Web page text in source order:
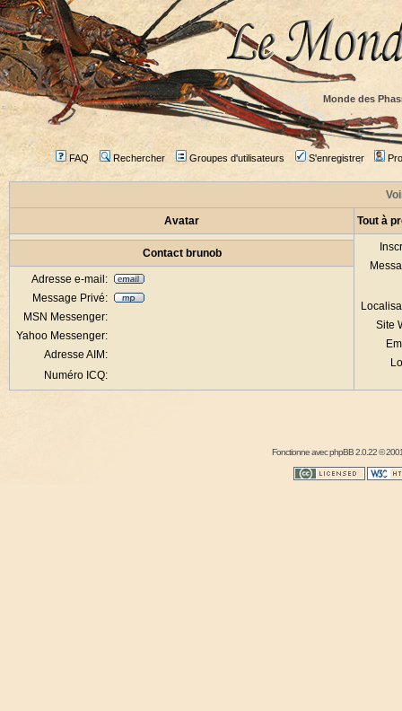
Monde des
FAQ Rechercher Groupes d'utilisateurs S'enregistrer
Avatar Tout à
Site
Contact brunob
Adresse e-mail:
Message Privé:
MSN Messenger:
Yahoo Messenger:
Adresse AIM:
Numéro ICQ:
Fonctionne avecphpBB2.0.22 ©